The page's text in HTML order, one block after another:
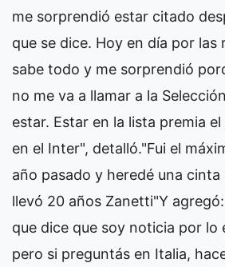
me sorprendió estar citado
que se dice. Hoy en día por las
sabe todo y me sorprendió
no me va a llamar a la
estar. Estar en la lista premia
en el Inter", detalló."Fui el
año pasado y heredé una
llevó 20 años Zanetti"Y
que dice que soy noticia por
pero si preguntás en Italia,